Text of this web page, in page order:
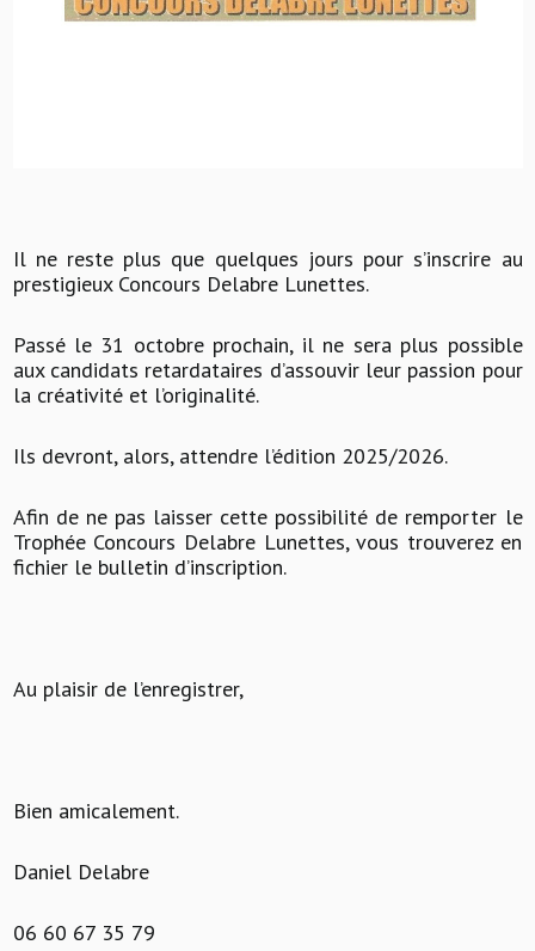
Il ne reste plus que quelques jours pour s’inscrire au
prestigieux Concours Delabre Lunettes.
Passé le 31 octobre prochain, il ne sera plus possible
aux candidats retardataires d’assouvir leur passion pour
la créativité et l’originalité.
Ils devront, alors, attendre l’édition 2025/2026.
Afin de ne pas laisser cette possibilité de remporter le
Trophée Concours Delabre Lunettes, vous trouverez en
fichier le bulletin d’inscription.
Au plaisir de l’enregistrer,
Bien amicalement.
Daniel Delabre
06 60 67 35 79